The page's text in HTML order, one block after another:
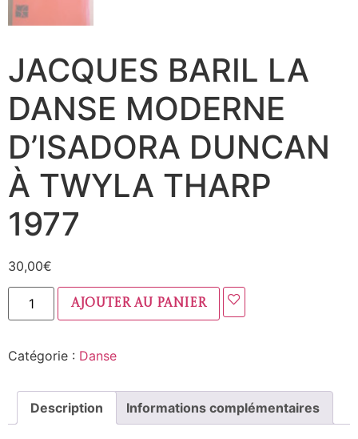
JACQUES BARIL LA
DANSE MODERNE
D’ISADORA DUNCAN
À TWYLA THARP
1977
30,00€
Ajouter au panier
Catégorie : Danse
Description Informations complémentaires